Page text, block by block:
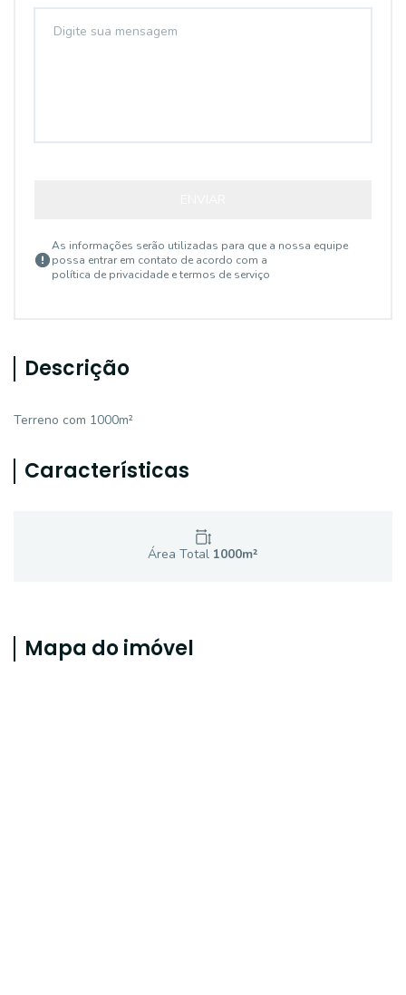
As informações serão utilizadas para que a nossa equipe
possa entrar em contato de acordo com a
política de privacidade e termos de serviço
Descrição
Terreno com 1000m²
Características
Área Total 1000m²
Mapa do imóvel